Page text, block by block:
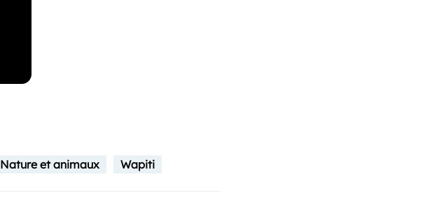
Nature et animaux Wapiti